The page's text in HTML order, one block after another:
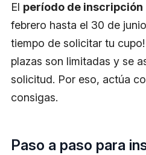
El período de inscripción
febrero hasta el 30 de
tiempo de solicitar tu
plazas son limitadas y se
solicitud. Por eso, actúa
consigas.
Paso a paso para